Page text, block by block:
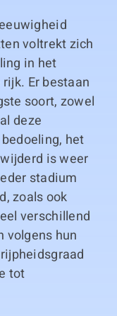
voltrekt zich
in het
Er bestaan
soort, zowel
deze
het
is weer
stadium
zoals ook
verschillend
volgens hun
tot